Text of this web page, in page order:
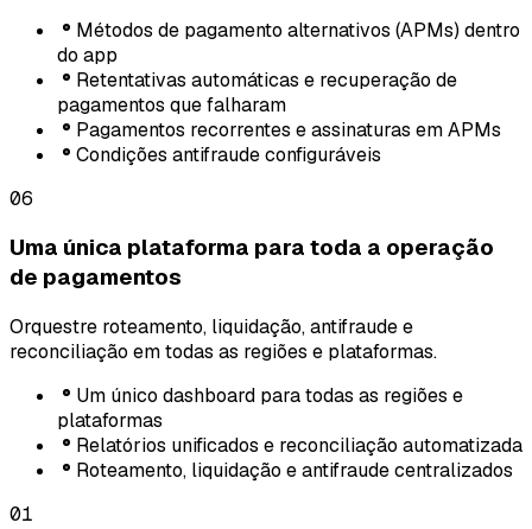
Métodos de pagamento alternativos (APMs) dentro
do app
Retentativas automáticas e recuperação de
pagamentos que falharam
Pagamentos recorrentes e assinaturas em APMs
Condições antifraude configuráveis
06
Uma única plataforma para toda a operação
de pagamentos
Orquestre roteamento, liquidação, antifraude e
reconciliação em todas as regiões e plataformas.
Um único dashboard para todas as regiões e
plataformas
Relatórios unificados e reconciliação automatizada
Roteamento, liquidação e antifraude centralizados
01